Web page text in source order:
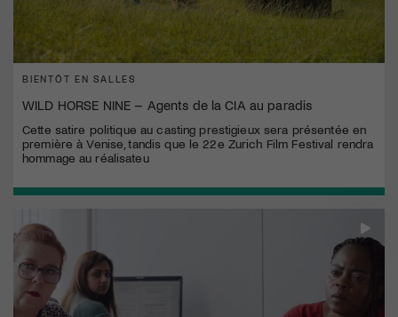
BIENTÔT EN SALLES
WILD HORSE NINE – Agents de la CIA au paradis
Cette satire politique au casting prestigieux sera présentée en
première à Venise, tandis que le 22e Zurich Film Festival rendra
hommage au réalisateu